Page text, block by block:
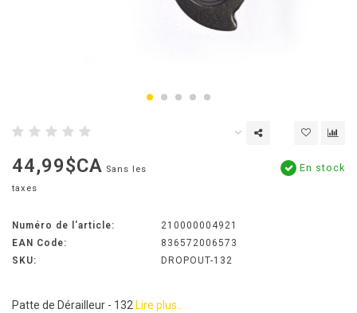
44,99$CA Sans les
taxes
En stock
Numéro de l'article:
210000004921
EAN Code:
836572006573
SKU:
DROPOUT-132
Patte de Dérailleur - 132 Lire plus..